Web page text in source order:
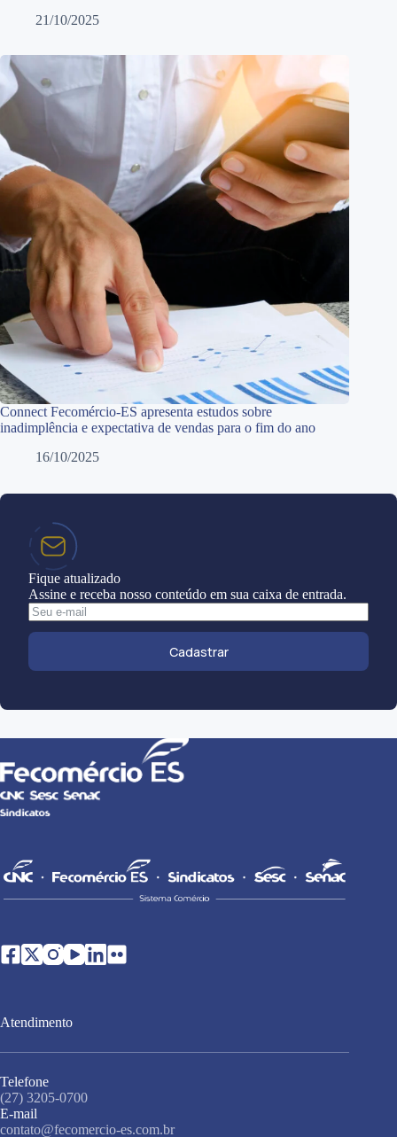
21/10/2025
Connect Fecomércio-ES apresenta estudos sobre
inadimplência e expectativa de vendas para o fim do ano
16/10/2025
Fique atualizado
Assine e receba nosso conteúdo em sua caixa de entrada.
Cadastrar
Atendimento
Telefone
(27) 3205-0700
E-mail
contato@fecomercio-es.com.br